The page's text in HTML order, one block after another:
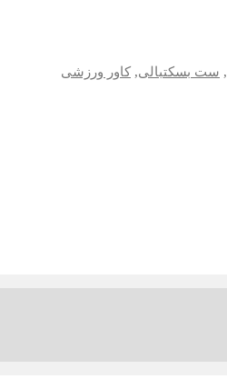
, ست بسکتبالی, کاور ورزشی